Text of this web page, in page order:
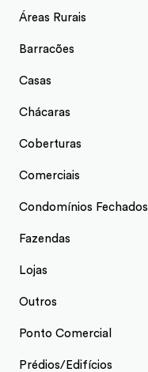
Áreas Rurais
Barracões
Casas
Chácaras
Coberturas
Comerciais
Condomínios Fechados
Fazendas
Lojas
Outros
Ponto Comercial
Prédios/Edifícios